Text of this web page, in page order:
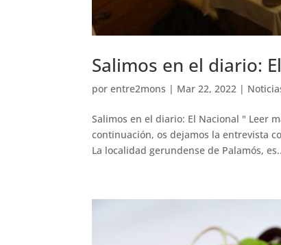
Salimos en el diario:
porentre2mons | Mar 22, 2022 |
Salimos en el diario: El Nacional " Leer
continuación, os dejamos la entrevista
La localidad gerundense de Palamós,